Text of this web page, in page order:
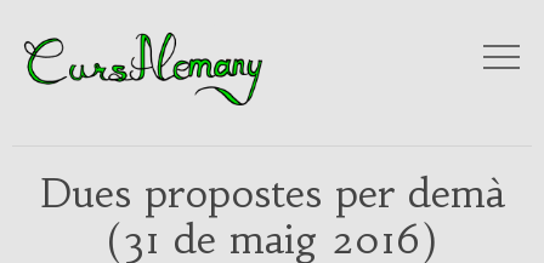
Dues propostes per demà
(31 de maig 2016)